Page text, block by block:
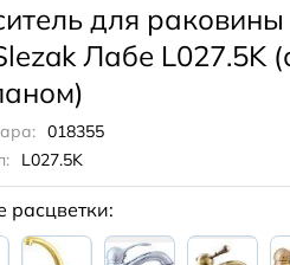
для раковины
Лабе L027.5K
018355
L027.5K
расцветки: